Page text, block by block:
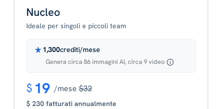
Nucleo
Ideale per singoli e piccoli team
1,300crediti/mese
Genera circa 86 immagini AI, circa 9 video
$ 19 /mese $32
$ 230 fatturati annualmente